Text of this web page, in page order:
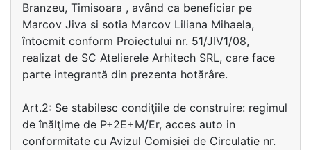
Branzeu, Timisoara , având ca beneficiar pe
Marcov Jiva si sotia Marcov Liliana Mihaela,
întocmit conform Proiectului nr. 51/JIV1/08,
realizat de SC Atelierele Arhitech SRL, care face
parte integrantă din prezenta hotărâre.
Art.2: Se stabilesc condiţiile de construire: regimul
de înălţime de P+2E+M/Er, acces auto in
conformitate cu Avizul Comisiei de Circulatie nr.